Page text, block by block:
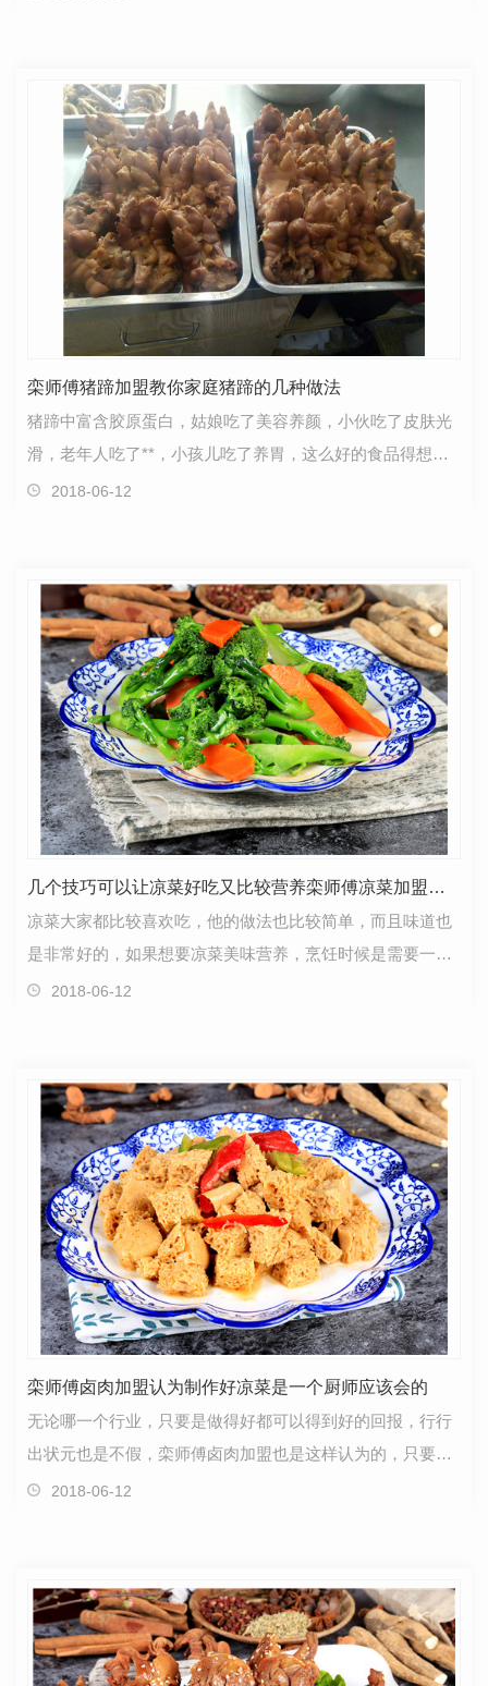
栾师傅猪蹄加盟教你家庭猪蹄的几种做法
猪蹄中富含胶原蛋白，姑娘吃了美容养颜，小伙吃了皮肤光
滑，老年人吃了**，小孩儿吃了养胃，这么好的食品得想个
好的法做啊，河南猪蹄加盟**就教大家几招。1.烤猪蹄…
2018-06-12
几个技巧可以让凉菜好吃又比较营养栾师傅凉菜加盟分享
凉菜大家都比较喜欢吃，他的做法也比较简单，而且味道也
是非常好的，如果想要凉菜美味营养，烹饪时候是需要一定
的技巧的，那么怎样做才可以让凉菜好吃又营养呢，栾…
2018-06-12
栾师傅卤肉加盟认为制作好凉菜是一个厨师应该会的
无论哪一个行业，只要是做得好都可以得到好的回报，行行
出状元也是不假，栾师傅卤肉加盟也是这样认为的，只要肯
花心思就会有回报。凉菜制作是一名**厨师**的技能。…
2018-06-12